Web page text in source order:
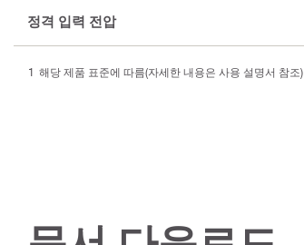
정격 입력 전압
해당 제품 표준에 따름(자세한 내용은 사용 설명서 참조)